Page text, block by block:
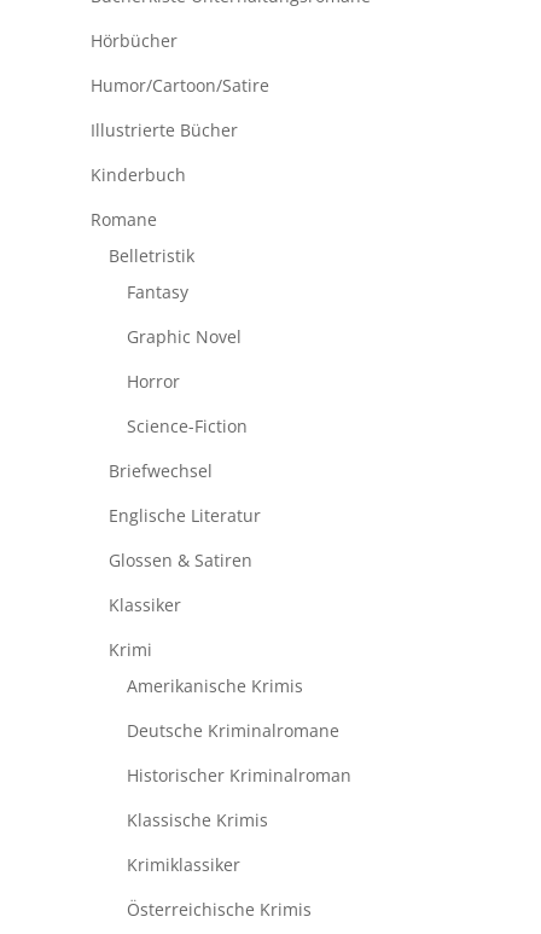
Hörbücher
Humor/Cartoon/Satire
Illustrierte Bücher
Kinderbuch
Romane
Belletristik
Fantasy
Graphic Novel
Horror
Science-Fiction
Briefwechsel
Englische Literatur
Glossen & Satiren
Klassiker
Krimi
Amerikanische Krimis
Deutsche Kriminalromane
Historischer Kriminalroman
Klassische Krimis
Krimiklassiker
Österreichische Krimis